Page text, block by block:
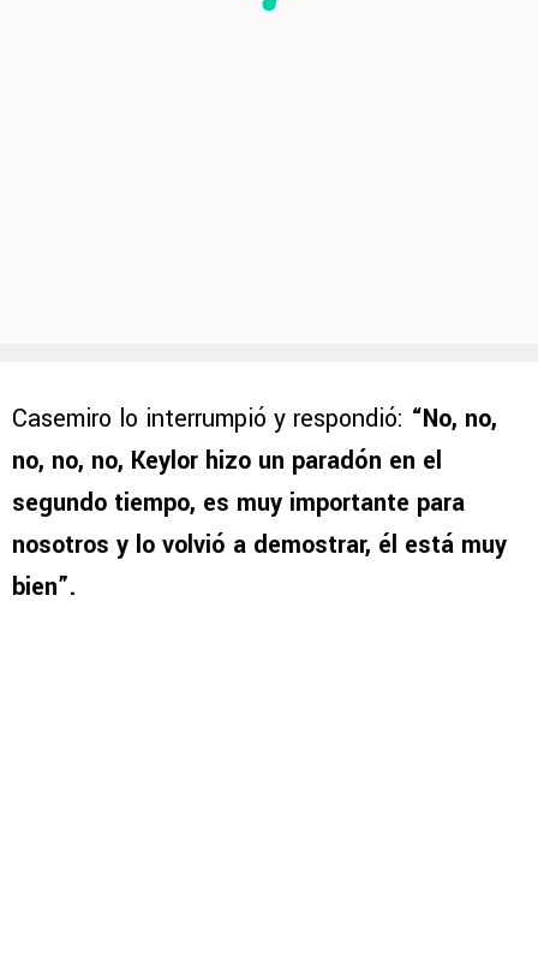
Casemiro lo interrumpió y respondió: “No, no,
no, no, no, Keylor hizo un paradón en el
segundo tiempo, es muy importante para
nosotros y lo volvió a demostrar, él está muy
bien”.